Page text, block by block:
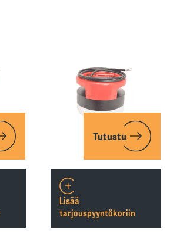
Tutustu
Lisää
tarjouspyyntökoriin